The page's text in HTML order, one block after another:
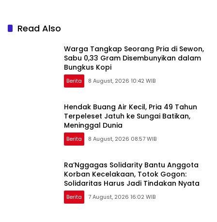
Read Also
Warga Tangkap Seorang Pria di Sewon,
Sabu 0,33 Gram Disembunyikan dalam
Bungkus Kopi
Berita 8 August, 2026 10:42 WIB
Hendak Buang Air Kecil, Pria 49 Tahun
Terpeleset Jatuh ke Sungai Batikan,
Meninggal Dunia
Berita 8 August, 2026 08:57 WIB
Ra’Nggagas Solidarity Bantu Anggota
Korban Kecelakaan, Totok Gogon:
Solidaritas Harus Jadi Tindakan Nyata
Berita 7 August, 2026 16:02 WIB